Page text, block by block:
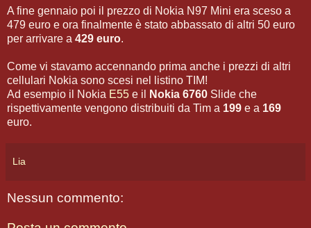
A fine gennaio poi il prezzo di Nokia N97 Mini era sceso a
479 euro e ora finalmente è stato abbassato di altri 50 euro
per arrivare a 429 euro.
Come vi stavamo accennando prima anche i prezzi di altri
cellulari Nokia sono scesi nel listino TIM!
Ad esempio il Nokia E55 e il Nokia 6760 Slide che
rispettivamente vengono distribuiti da Tim a 199 e a 169
euro.
Lia
Nessun commento: